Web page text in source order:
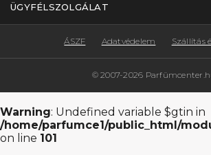
ÜGYFÉLSZOLGÁLAT
© 2007-2026
ÁSZF Adatvédelem Szállítás
Warning: Undefined variable $gtin in
/home/parfumce1/public_html/
on line 101